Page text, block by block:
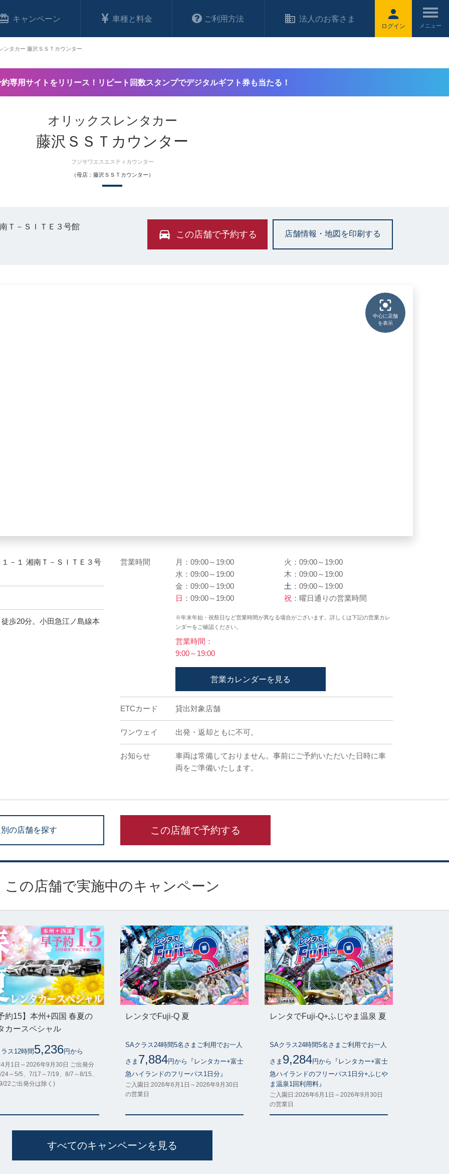
ログイン
キャンペーン 車種と料金 ご利用方法 法人のお客さま
専用サイトをリリース！リピート回数スタンプでデジタルギフト券も当たる！
オリックスレンタカー
藤沢ＳＳＴカウンター
フジサワエスエスティカウンター
（母店：藤沢ＳＳＴカウンター）
Ｔ－ＳＩＴＥ３号館
この店舗で予約する 店舗情報・地図を印刷する
中心に店舗
を表示
－１ 湘南Ｔ－ＳＩＴＥ３号
歩20分。小田急江ノ島線本
営業時間 月：09:00～19:00
火：09:00～19:00
水：09:00～19:00
木：09:00～19:00
金：09:00～19:00
土 ：09:00～19:00
日 ：09:00～19:00 祝 ：曜日通りの営業時間
※年末年始・祝祭日など営業時間が異なる場合がございます。詳しくは下記の営業カレ
ンダーをご確認ください。
営業時間：
9:00～19:00
営業カレンダーを見る
ETCカード 貸出対象店舗
ワンウェイ 出発・返却ともに不可。
お知らせ
車両は常備しておりません。事前にご予約いただいた日時に車
両をご準備いたします。
別の店舗を探す この店舗で予約する
この店舗で実施中のキャンペーン
約15】本州+四国 春夏の
カースペシャル
ス12時間 5,236円から
月1日～2026年9月30日 ご出発分
24～5/5、7/17～7/19、8/7～8/15、
22ご出発分は除く)
レンタでFuji-Q 夏
SAクラス24時間5名さまご利用でお一人
さま 7,884円から『レンタカー+富士
急ハイランドのフリーパス1日分』
ご入園日:2026年6月1日～2026年9月30日
の営業日
レンタでFuji-Q+ふじやま温泉 夏
SAクラス24時間5名さまご利用でお一人
さま 9,284円から『レンタカー+富士
急ハイランドのフリーパス1日分+ふじや
ま温泉1回利用料』
ご入園日:2026年6月1日～2026年9月30日
の営業日
すべてのキャンペーンを見る
ンタカー 藤沢ＳＳＴカウンター